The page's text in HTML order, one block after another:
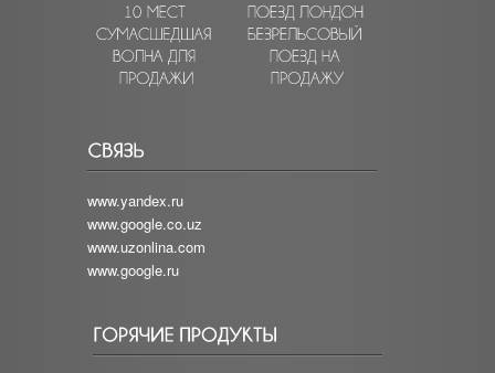
www.yandex.ru
www.google.co.uz
www.uzonlina.com
www.google.ru